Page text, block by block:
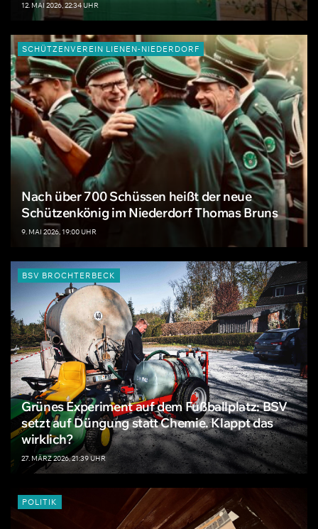
12. MAI 2026, 22:34 UHR
SCHÜTZENVEREIN LIENEN-NIEDERDORF
Nach über 700 Schüssen heißt der neue
Schützenkönig im Niederdorf Thomas Bruns
9. MAI 2026, 19:00 UHR
BSV BROCHTERBECK
Grünes Experiment auf dem Fußballplatz: BSV
setzt auf Düngung statt Chemie. Klappt das
wirklich?
27. MÄRZ 2026, 21:39 UHR
POLITIK